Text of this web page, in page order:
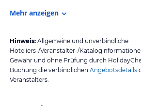
Mehr anzeigen
Hinweis: Allgemeine und unverbindliche
Hoteliers-/Veranstalter-/
Gewähr und ohne Prüfung durch
Buchung die verbindlichen Angebotsdetails
Veranstalters.